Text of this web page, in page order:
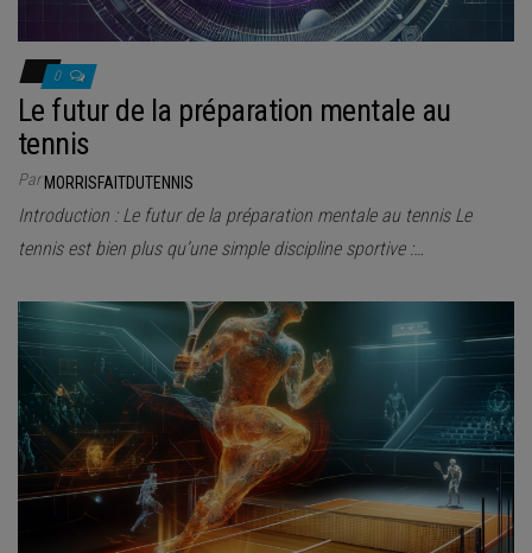
0
Le futur de la préparation mentale au
tennis
ParMORRISFAITDUTENNIS
Introduction : Le futur de la préparation mentale au tennis Le
tennis est bien plus qu’une simple discipline sportive :…